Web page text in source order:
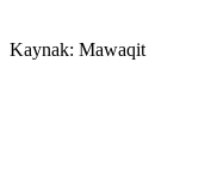
Kaynak: Mawaqit